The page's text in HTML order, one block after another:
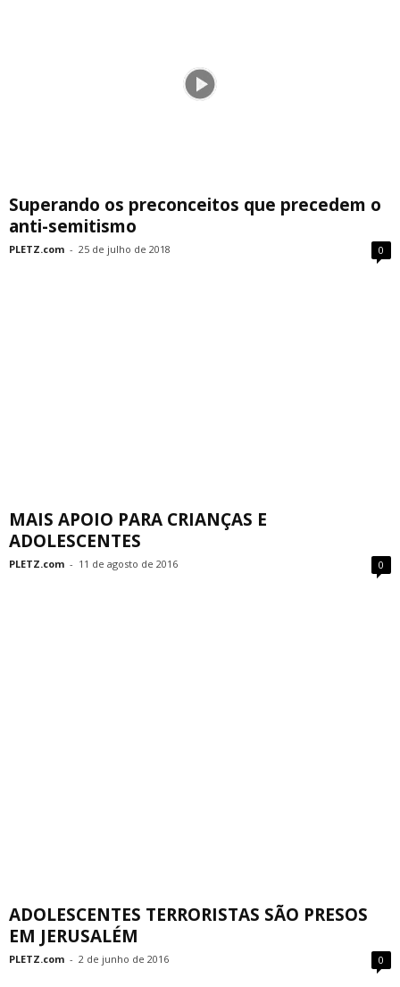
Superando os preconceitos que precedem o
anti-semitismo
PLETZ.com - 25 de julho de 2018 0
MAIS APOIO PARA CRIANÇAS E
ADOLESCENTES
PLETZ.com - 11 de agosto de 2016 0
ADOLESCENTES TERRORISTAS SÃO PRESOS
EM JERUSALÉM
PLETZ.com - 2 de junho de 2016 0